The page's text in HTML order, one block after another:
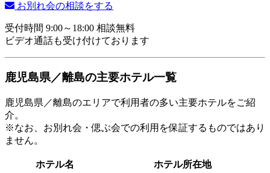
お別れ会の相談をする
受付時間 9:00～18:00 相談無料
ビデオ通話も受け付けております
鹿児島県／離島の主要ホテル一覧
鹿児島県／離島のエリアで利用者の多い主要ホテルをご紹
介。
※なお、お別れ会・偲ぶ会での利用を保証するものではあり
ません。
ホテル名
ホテル所在地